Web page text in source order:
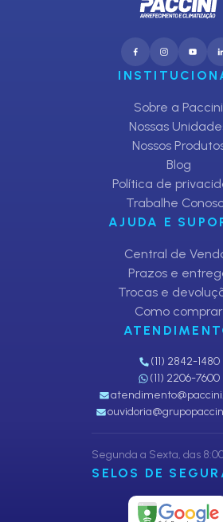
Sobre a Paccini
Nossas
Nossos
Blog
Política de
Trabalhe
AJUDA E
Central de
Prazos e
Trocas e
Como comprar
(11) 2842-1480
(11) 2206-7600
Segunda a Sexta, das
SELOS DE